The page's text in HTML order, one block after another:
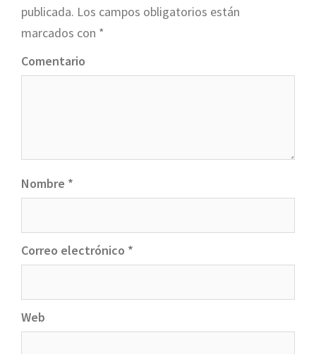
publicada. Los campos obligatorios están
marcados con *
Comentario
Nombre *
Correo electrónico *
Web